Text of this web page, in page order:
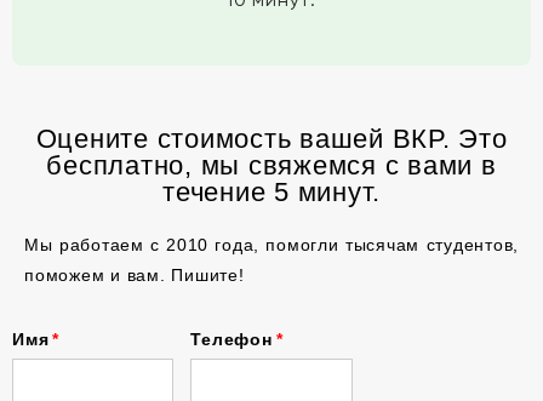
Оцените стоимость вашей ВКР. Это
бесплатно, мы свяжемся с вами в
течение 5 минут.
Мы работаем с 2010 года, помогли тысячам студентов,
поможем и вам. Пишите!
Имя Телефон